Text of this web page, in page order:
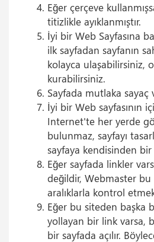
Eğer çerçeve
titizlikle ayıklanmıştır.
İyi bir Web Sayfasına
ilk sayfadan sayfanın
kolayca ulaşabilirsiniz,
kurabilirsiniz.
Sayfada mutlaka sayaç
İyi bir Web sayfasının
Internet'te her yerde
bulunmaz, sayfayı
sayfaya kendisinden bir
Eğer sayfada linkler
değildir, Webmaster
aralıklarla kontrol
Eğer bu siteden başka
yollayan bir link varsa,
bir sayfada açılır.